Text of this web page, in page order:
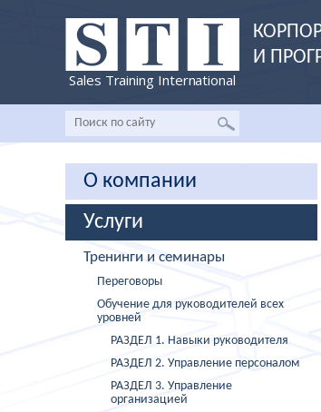
Sales Training International
И
О компании
Услуги
Тренинги и семинары
Переговоры
Обучение для руководителей всех
уровней
РАЗДЕЛ 1. Навыки руководителя
РАЗДЕЛ 2. Управление персоналом
РАЗДЕЛ 3. Управление
организацией